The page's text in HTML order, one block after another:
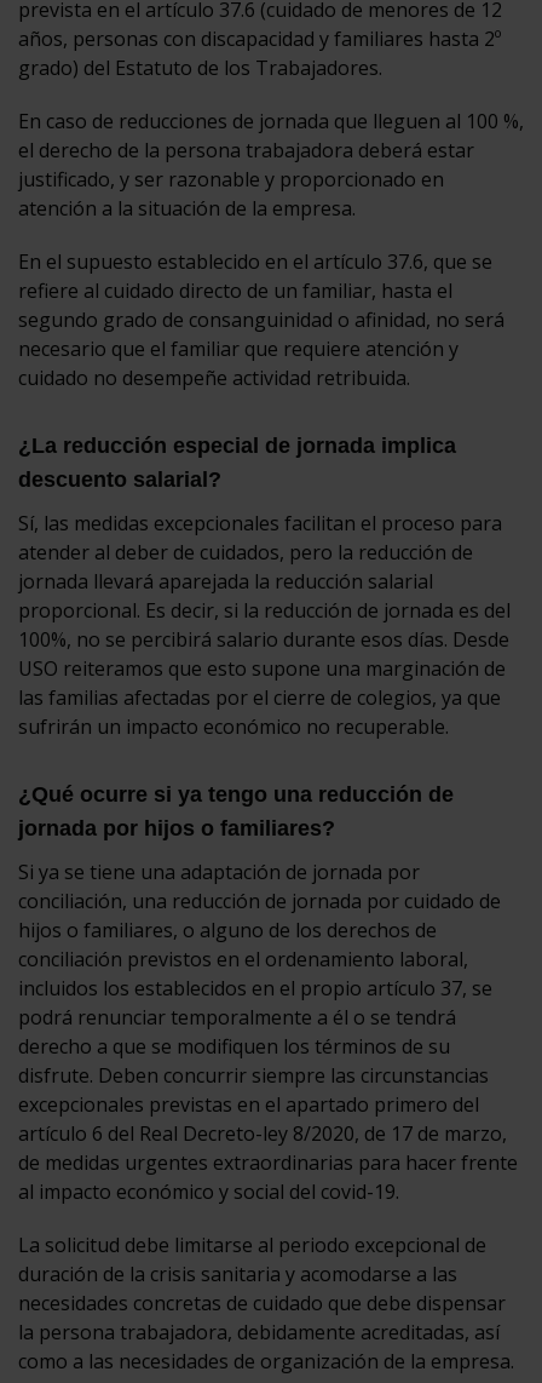
prevista en el artículo 37.6 (cuidado de menores de 12
años, personas con discapacidad y familiares hasta 2º
grado) del Estatuto de los Trabajadores.
En caso de reducciones de jornada que lleguen al 100 %,
el derecho de la persona trabajadora deberá estar
justificado, y ser razonable y proporcionado en
atención a la situación de la empresa.
En el supuesto establecido en el artículo 37.6, que se
refiere al cuidado directo de un familiar, hasta el
segundo grado de consanguinidad o afinidad, no será
necesario que el familiar que requiere atención y
cuidado no desempeñe actividad retribuida.
¿La reducción especial de jornada implica
descuento salarial?
Sí, las medidas excepcionales facilitan el proceso para
atender al deber de cuidados, pero la reducción de
jornada llevará aparejada la reducción salarial
proporcional. Es decir, si la reducción de jornada es del
100%, no se percibirá salario durante esos días. Desde
USO reiteramos que esto supone una marginación de
las familias afectadas por el cierre de colegios, ya que
sufrirán un impacto económico no recuperable.
¿Qué ocurre si ya tengo una reducción de
jornada por hijos o familiares?
Si ya se tiene una adaptación de jornada por
conciliación, una reducción de jornada por cuidado de
hijos o familiares, o alguno de los derechos de
conciliación previstos en el ordenamiento laboral,
incluidos los establecidos en el propio artículo 37, se
podrá renunciar temporalmente a él o se tendrá
derecho a que se modifiquen los términos de su
disfrute. Deben concurrir siempre las circunstancias
excepcionales previstas en el apartado primero del
artículo 6 del Real Decreto-ley 8/2020, de 17 de marzo,
de medidas urgentes extraordinarias para hacer frente
al impacto económico y social del covid-19.
La solicitud debe limitarse al periodo excepcional de
duración de la crisis sanitaria y acomodarse a las
necesidades concretas de cuidado que debe dispensar
la persona trabajadora, debidamente acreditadas, así
como a las necesidades de organización de la empresa.